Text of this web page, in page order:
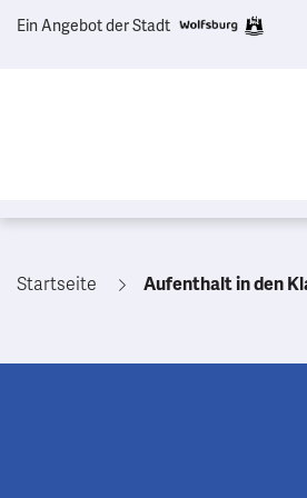
Ein Angebot der Stadt
Startseite Aufenthalt in den